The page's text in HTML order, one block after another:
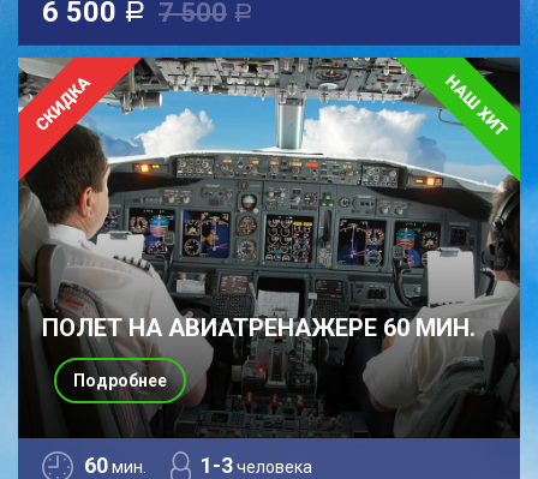
6 500 a 7 500 a
ПОЛЕТ НА АВИАТРЕНАЖЕРЕ 60 МИН.
60мин. 1-3человека
Подробнее